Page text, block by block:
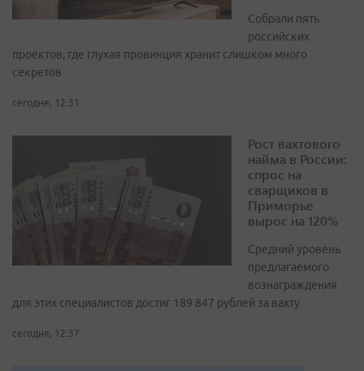
Собрали пять
российских
проектов, где глухая провинция хранит слишком много
секретов
сегодня, 12:31
Рост вахтового
найма в России:
спрос на
сварщиков в
Приморье
вырос на 120%
Средний уровень
предлагаемого
вознаграждения
для этих специалистов достиг 189 847 рублей за вахту
сегодня, 12:37